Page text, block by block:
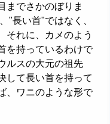
までさかのぼりま
"長い首"ではなく、
それに、カメのよう
を持っているわけで
ルスの大元の祖先
して長い首を持って
、ワニのような形で